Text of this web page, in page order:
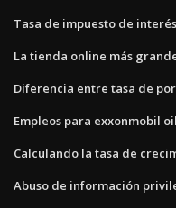
Tasa de impuesto de
La tienda online más
Diferencia entre tasa de
Empleos para exxonmobil
Calculando la tasa de
Abuso de información